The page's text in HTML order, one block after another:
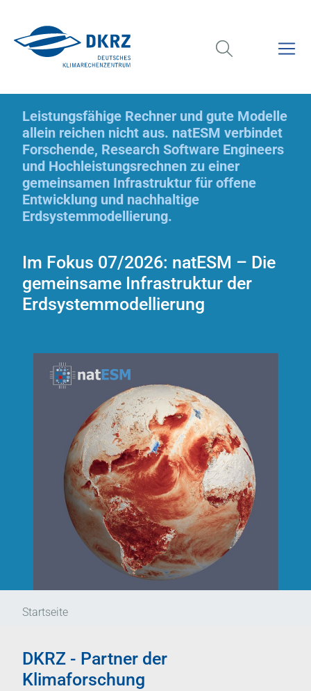
Leistungsfähige Rechner und gute Modelle
allein reichen nicht aus. natESM verbindet
Forschende, Research Software Engineers
und Hochleistungsrechnen zu einer
gemeinsamen Infrastruktur für offene
Entwicklung und nachhaltige
Erdsystemmodellierung.
Im Fokus 07/2026: natESM – Die
gemeinsame Infrastruktur der
Erdsystemmodellierung
Startseite
DKRZ - Partner der
Klimaforschung